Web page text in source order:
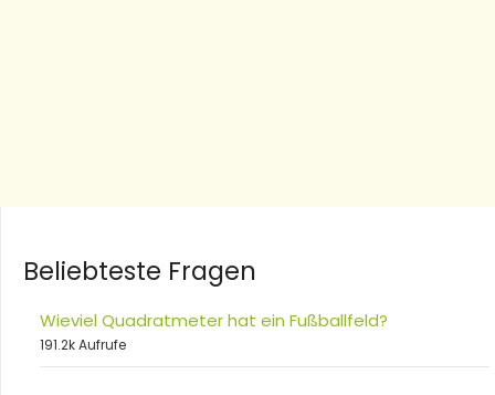
Beliebteste Fragen
Wieviel Quadratmeter hat ein Fußballfeld?
191.2k Aufrufe